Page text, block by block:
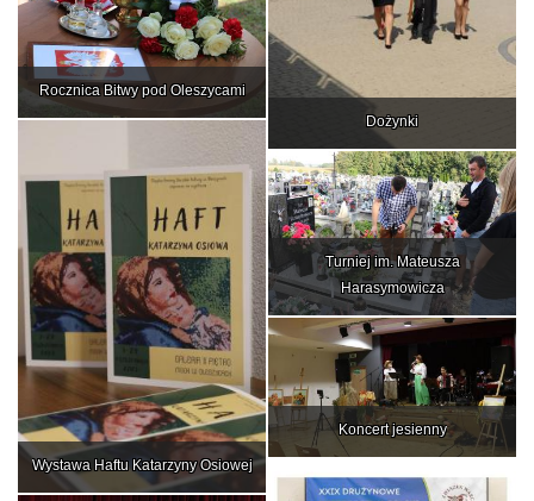
Dożynki
Rocznica Bitwy pod Oleszycami
Wystawa Haftu Katarzyny Osiowej
Turniej im. Mateusza
Harasymowicza
Koncert jesienny